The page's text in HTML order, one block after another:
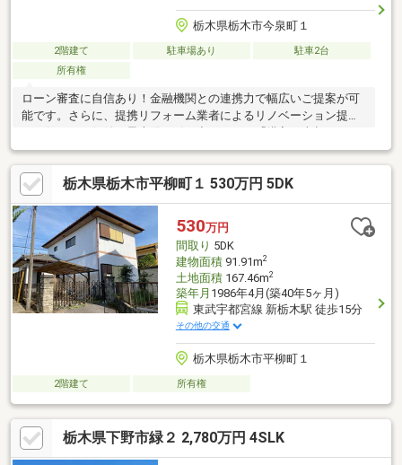
栃木県栃木市今泉町１
2階建て 駐車場あり
駐車2台
所有権
ローン審査に自信あり！金融機関との連携力で幅広いご提案が可
能です。さらに、提携リフォーム業者によるリノベーション提案
で、住まいの価値を最大限に引き出します。「購入・売却・リフ
ォーム」すべて当社にお任せください。
栃木県栃木市平柳町１ 530万円 5DK
530万円
間取り 5DK
建物面積91.91m2
土地面積167.46m2
築年月 1986年4月(築40年5ヶ月)
東武宇都宮線 新栃木駅 徒歩15分
その他の交通
栃木県栃木市平柳町１
2階建て 所有権
栃木県下野市緑２ 2,780万円 4SLK